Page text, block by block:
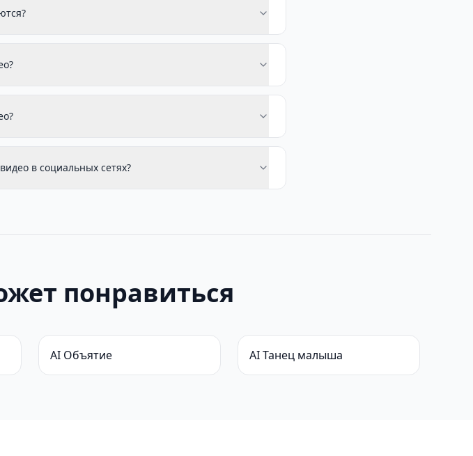
в социальных сетях?
понравиться
AI Объятие AI Танец малыша